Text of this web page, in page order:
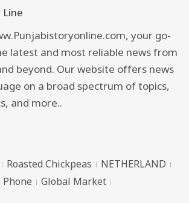
your go-
latest and most reliable news from
beyond. Our website offers news
on a broad spectrum of topics,
and more..
Roasted Chickpeas
NETHERLAND
Phone Global Market